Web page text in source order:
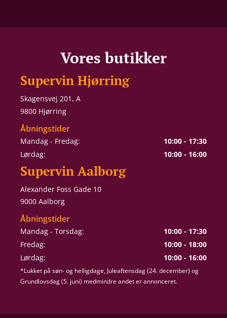
Vores butikker
Supervin Hjørring
Skagensvej 201, A
9800 Hjørring
Åbningstider
Mandag - Fredag:
10:00 - 17:30
Lørdag:
10:00 - 16:00
Supervin Aalborg
Alexander Foss Gade 10
9000 Aalborg
Åbningstider
Mandag - Torsdag:
10:00 - 17:30
Fredag:
10:00 - 18:00
Lørdag:
10:00 - 16:00
*Lukket på søn- og helligdage, Juleaftensdag (24. december) og
Grundlovsdag (5. juni) medmindre andet er annonceret.